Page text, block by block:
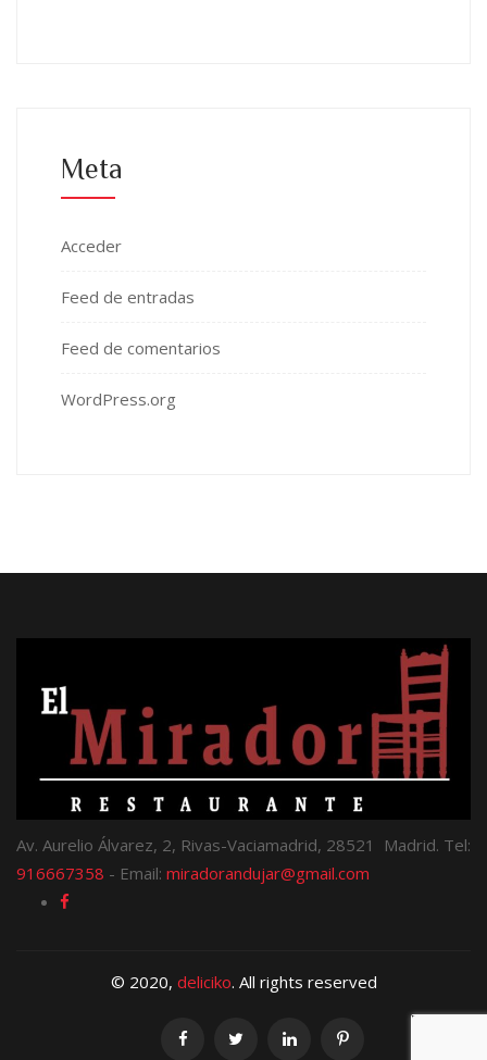
Meta
Acceder
Feed de entradas
Feed de comentarios
WordPress.org
Av. Aurelio Álvarez, 2, Rivas-Vaciamadrid, 28521 Madrid. Tel:
916667358 - Email: miradorandujar@gmail.com
© 2020, deliciko. All rights reserved